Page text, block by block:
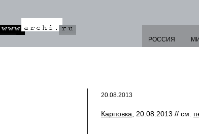
РОССИЯ
20.08.2013
Карповка , 20.08.2013 // см.